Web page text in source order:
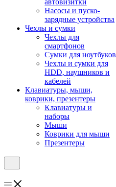
автовизитки
Насосы и пуско-
зарядные устройства
Чехлы и сумки
Чехлы для
смартфонов
Сумки для ноутбуков
Чехлы и сумки для
HDD, наушников и
кабелей
Клавиатуры, мыши,
коврики, презентеры
Клавиатуры и
наборы
Мыши
Коврики для мыши
Презентеры